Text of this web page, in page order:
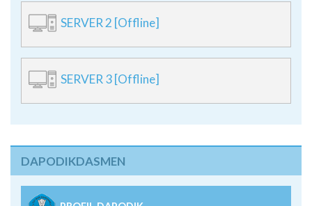
SERVER 2 [Offline]
SERVER 3 [Offline]
DAPODIKDASMEN